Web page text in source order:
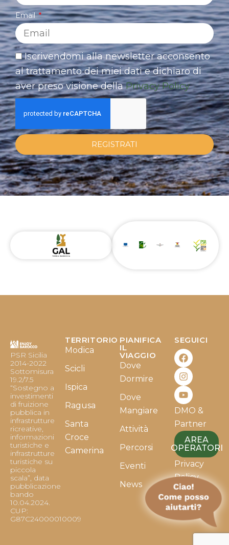
Email
Iscrivendomi alla newsletter acconsento
al trattamento dei miei dati e dichiaro di
aver preso visione dellaPrivacy Policy
REGISTRATI
PSR Sicilia
2014-2022
Sottomisura
19.2/7.5
“Sostegno a
investimenti
di fruizione
pubblica in
infrastrutture
ricreative,
informazioni
turistiche e
infrastrutture
turistiche su
piccola
scala”, data
pubblicazione
bando
10.04.2024.
CUP:
G87C24000010009
TERRITORIO
Modica
Scicli
Ispica
Ragusa
Santa
Croce
Camerina
PIANIFICA
IL
VIAGGIO
Dove
Dormire
Dove
Mangiare
Attività
Percorsi
Eventi
News
SEGUICI
F
a
c
e
b
o
o
k
I
n
s
t
a
g
r
a
m
Y
o
u
t
u
b
e
DMO &
Partner
AREA
OPERATORI
Privacy
Policy
Cookie
Policy